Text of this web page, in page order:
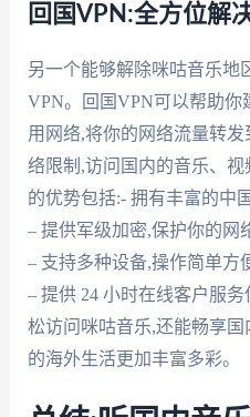
回国VPN:全方位解
另一个能够解除咪咕音乐地
VPN。回国VPN可以帮助你
用网络,将你的网络流量转
络限制,访问国内的音乐、
的优势包括:- 拥有丰富的中
– 提供军级加密,保护你的网
– 支持多种设备,操作简单方
– 提供 24 小时在线客户服
松访问咪咕音乐,还能畅享
的海外生活更加丰富多彩。